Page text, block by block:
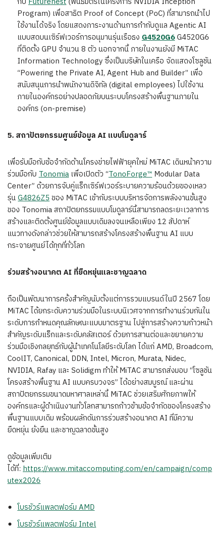
Program) เพื่อสาธิต Proof of Concept (PoC) ที่สามารถนำไป
ใช้งานได้จริง โดยแสดงภาระงานด้านการกำกับดูแล Agentic AI
แบบสดบนเซิร์ฟเวอร์การอนุมานรุ่นเรือธง G4520G6G4520G6
ที่ติดตั้ง GPU จำนวน 8 ตัว นอกจากนี้ ภายในงานยังมี MiTAC
Information Technology ซึ่งเป็นบริษัทในเครือ จัดแสดงโซลูชัน
“Powering the Private AI, Agent Hub and Builder” เพื่อ
สนับสนุนการนำพนักงานดิจิทัล (digital employees) ไปใช้งาน
ภายในองค์กรอย่างปลอดภัยบนระบบโครงสร้างพื้นฐานภายใน
องค์กร (on-premise)
5. สถาปัตยกรรมศูนย์ข้อมูลAI แบบโมดูลาร์
เพื่อรับมือกับข้อจำกัดด้านโครงข่ายไฟฟ้ายุคใหม่ MiTAC เดินหน้าความ
ร่วมมือกับ Tonomia เพื่อเปิดตัว “TonoForge™ Modular Data
Center” ด้วยการจับคู่แร็กเซิร์ฟเวอร์ระบายความร้อนด้วยของเหลว
รุ่นG4826Z5ของ MiTAC เข้ากับระบบบริหารจัดการพลังงานขั้นสูง
ของ Tonomia สถาปัตยกรรมแบบโมดูลาร์นี้สามารถลดระยะเวลาการ
สร้างและติดตั้งศูนย์ข้อมูลแบบเดิมลงจนเหลือเพียง 12 สัปดาห์
แนวทางดังกล่าวช่วยให้สามารถสร้างโครงสร้างพื้นฐาน AI แบบ
กระจายศูนย์ได้ทุกที่ทั่วโลก
ร่วมสร้างอนาคต AI ที่ยืดหยุ่นและชาญฉลาด
ถือเป็นพัฒนาการครั้งสำคัญนับตั้งแต่การรวมแบรนด์ในปี 2567 โดย
MiTAC ได้ยกระดับความร่วมมือในระบบนิเวศจากการทำงานร่วมกันใน
ระดับการกำหนดคุณลักษณะแบบมาตรฐาน ไปสู่การสร้างความก้าวหน้า
สำคัญระดับแร็กและระดับคลัสเตอร์ ด้วยการสานต่อและขยายความ
ร่วมมือเชิงกลยุทธ์กับผู้นำเทคโนโลยีระดับโลก ได้แก่ AMD, Broadcom,
CoolIT, Canonical, DDN, Intel, Micron, Murata, Nidec,
NVIDIA, Rafay และ Solidigm ทำให้ MiTAC สามารถส่งมอบ “โซลูชัน
โครงสร้างพื้นฐาน AI แบบครบวงจร” ได้อย่างสมบูรณ์ และผ่าน
สถาปัตยกรรมขนาดมหาศาลเหล่านี้ MiTAC ช่วยเสริมศักยภาพให้
องค์กรและผู้ดำเนินงานทั่วโลกสามารถก้าวข้ามข้อจำกัดของโครงสร้าง
พื้นฐานแบบเดิม พร้อมผลักดันการร่วมสร้างอนาคต AI ที่มีความ
ยืดหยุ่น ยั่งยืน และชาญฉลาดขั้นสูง
ดูข้อมูลเพิ่มเติม
ได้ที่: https://www.mitaccomputing.com/en/campaign/comp
utex2026
โบรชัวร์แพลตฟอร์ม AMD
โบรชัวร์แพลตฟอร์ม Intel